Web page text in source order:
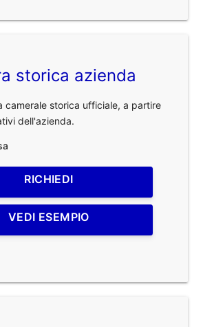
storica azienda
camerale storica ufficiale, a partire
dell'azienda.
RICHIEDI
VEDI ESEMPIO